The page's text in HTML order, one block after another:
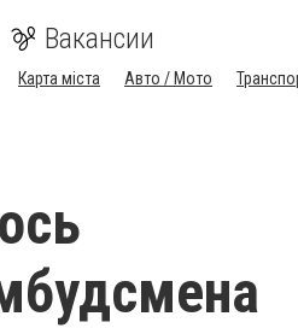
Вакансии
Карта міста Авто / Мото